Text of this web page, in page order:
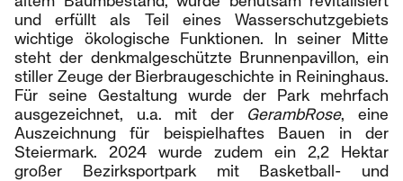
und erfüllt als Teil eines Wasserschutzgebiets
wichtige ökologische Funktionen. In seiner Mitte
steht der denkmalgeschützte Brunnenpavillon, ein
stiller Zeuge der Bierbraugeschichte in Reininghaus.
Für seine Gestaltung wurde der Park mehrfach
ausgezeichnet, u.a. mit der GerambRose, eine
Auszeichnung für beispielhaftes Bauen in der
Steiermark. 2024 wurde zudem ein 2,2 Hektar
großer Bezirksportpark mit Basketball- und